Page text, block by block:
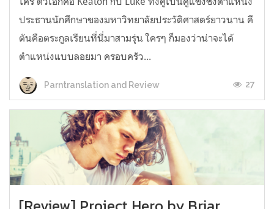
ประธานนักศึกษาของมหาวิทยาลัยประวัติศาสตร์ยาวนาน คี
ตันคือตระกูลเรียนที่นี่มาสามรุ่น ใครๆ ก็มองว่าน่าจะได้
ตำแหน่งแบบลอยมา ครอบครัว...
Parntranslation and Review 27